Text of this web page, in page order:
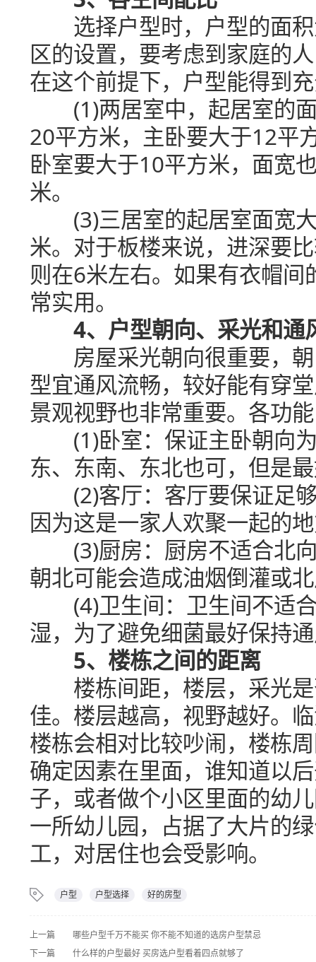
选择户型时，户型的面积
区的设置，要考虑到家庭的
在这个前提下，户型能得到
(1)两居室中，起居室的面
20平方米，主卧要大于12平
卧室要大于10平方米，面宽
米。
(3)三居室的起居室面宽
米。对于板楼来说，进深要
则在6米左右。如果有衣帽
常实用。
4、户型朝向、采光和通
房屋采光朝向很重要，朝
型宜通风流畅，较好能有穿
景观视野也非常重要。各功
(1)卧室：保证主卧朝向为
东、东南、东北也可，但是
(2)客厅：客厅要保证足够
因为这是一家人欢聚一起的
(3)厨房：厨房不适合北向
朝北可能会造成油烟倒灌或
(4)卫生间：卫生间不适合
湿，为了避免细菌最好保持
5、楼栋之间的距离
楼栋间距，楼层，采光是
佳。楼层越高，视野越好。
楼栋会相对比较吵闹，楼栋
确定因素在里面，谁知道以
子，或者做个小区里面的幼
一所幼儿园，占据了大片的
工，对居住也会受影响。
户型 户型选择 好的房型
上一篇
哪些户型千万不能买 你不能不知道的选房户型禁忌
下一篇
什么样的户型最好 买房选户型看着四点就够了